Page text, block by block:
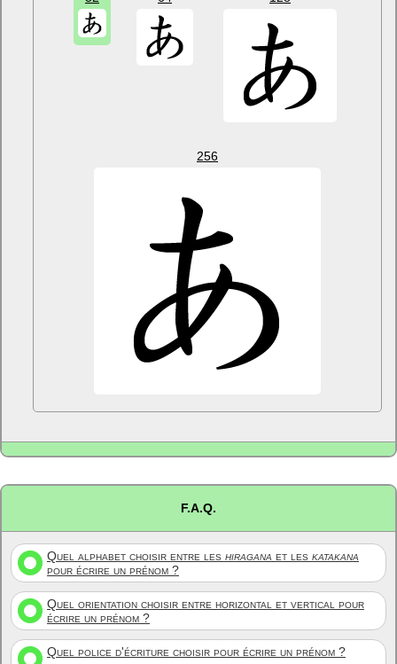
256
F.A.Q.
Quel alphabet choisir entre les hiragana et les katakana
pour écrire un prénom ?
Quel orientation choisir entre horizontal et vertical pour
écrire un prénom ?
Quel police d'écriture choisir pour écrire un prénom ?